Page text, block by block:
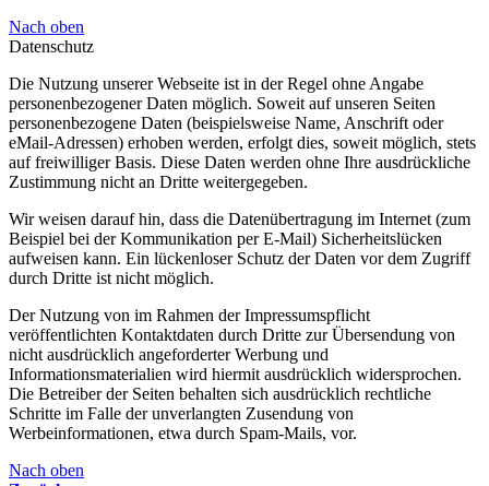
Nach oben
Datenschutz
Die Nutzung unserer Webseite ist in der Regel ohne Angabe
personenbezogener Daten möglich. Soweit auf unseren Seiten
personenbezogene Daten (beispielsweise Name, Anschrift oder
eMail-Adressen) erhoben werden, erfolgt dies, soweit möglich, stets
auf freiwilliger Basis. Diese Daten werden ohne Ihre ausdrückliche
Zustimmung nicht an Dritte weitergegeben.
Wir weisen darauf hin, dass die Datenübertragung im Internet (zum
Beispiel bei der Kommunikation per E-Mail) Sicherheitslücken
aufweisen kann. Ein lückenloser Schutz der Daten vor dem Zugriff
durch Dritte ist nicht möglich.
Der Nutzung von im Rahmen der Impressumspflicht
veröffentlichten Kontaktdaten durch Dritte zur Übersendung von
nicht ausdrücklich angeforderter Werbung und
Informationsmaterialien wird hiermit ausdrücklich widersprochen.
Die Betreiber der Seiten behalten sich ausdrücklich rechtliche
Schritte im Falle der unverlangten Zusendung von
Werbeinformationen, etwa durch Spam-Mails, vor.
Nach oben